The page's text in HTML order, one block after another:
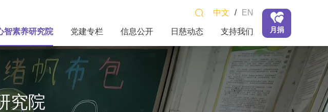
中文 / EN
智素养研究院 党建专栏 信息公开 日慈动态 支持我们 月捐
究院